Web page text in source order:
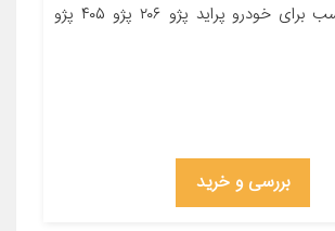
جنس چرم مناسب برای خودرو پراید پژو ۲۰۶ پژو ۴۰۵ پژو
بررسی و خرید